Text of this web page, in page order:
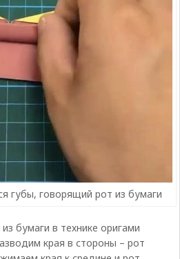
губы, говорящий рот из бумаги
бумаги в технике оригами
края в стороны – рот